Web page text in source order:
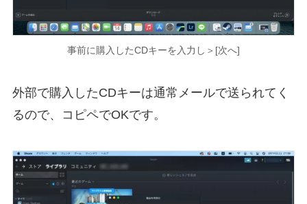
事前に購入したCDキーを入力し＞[次へ]
外部で購入したCDキーは通常メールで送られてく
るので、コピペでOKです。